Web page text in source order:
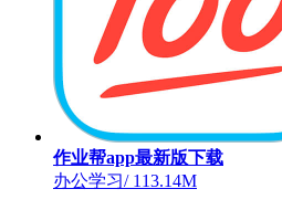
作业帮app最新版下载
办公学习/113.14M